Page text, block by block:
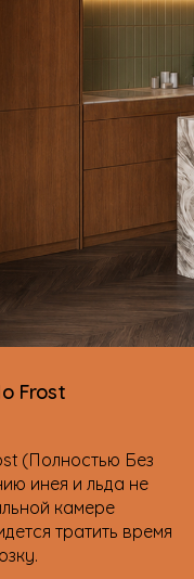
Frost
(Полностью Без
инея и льда не
камере
тратить время